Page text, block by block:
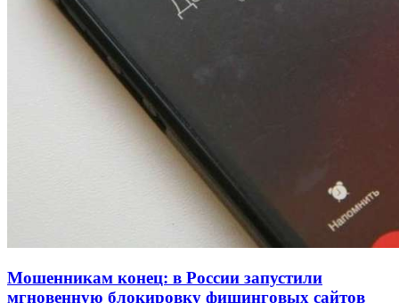
В Красноармейском районе Волгограда стартует
конкурс на ремонт моста через Волго‑Донской
судоходный канал
Фестиваль #ТриЧетыре в Волгограде пройдёт
11–13 сентября в рамках Года единства народов
Мошенникам конец: в России запустили
мгновенную блокировку фишинговых сайтов